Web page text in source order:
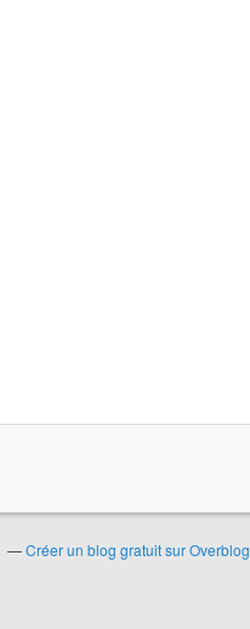
Créer un blog gratuit sur Overblog